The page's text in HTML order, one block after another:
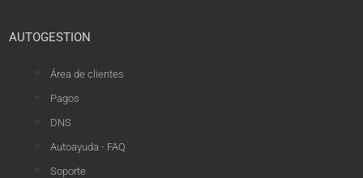
AUTOGESTION
Área de clientes
Pagos
DNS
Autoayuda - FAQ
Soporte